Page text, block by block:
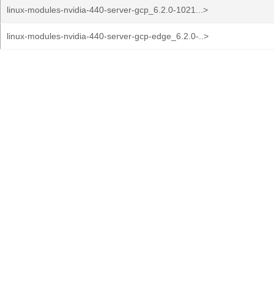
linux-modules-nvidia-440-server-gcp_6.2.0-1021...>
linux-modules-nvidia-440-server-gcp-edge_6.2.0-..>